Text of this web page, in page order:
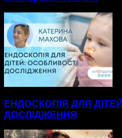
ЕНДОСКОПІЯ ДЛЯ
ДОСЛІДЖЕННЯ